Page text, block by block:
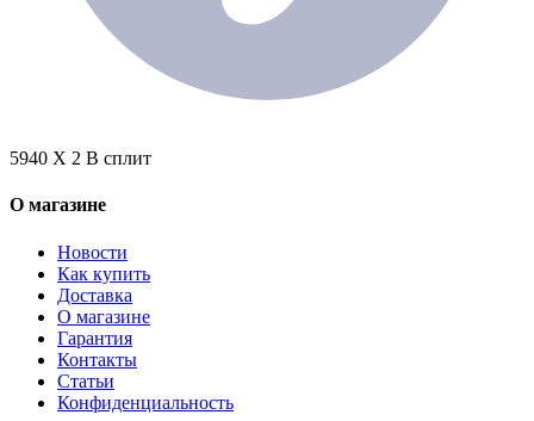
5940 X 2 В сплит
О магазине
Новости
Как купить
Доставка
О магазине
Гарантия
Контакты
Статьи
Конфиденциальность